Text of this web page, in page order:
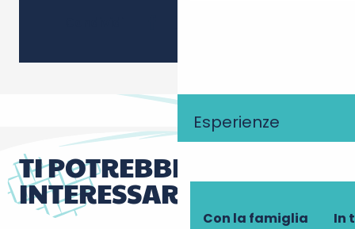
Esperienze
Con la famiglia In
TI POTREBBE
INTERESSARE ANCHE